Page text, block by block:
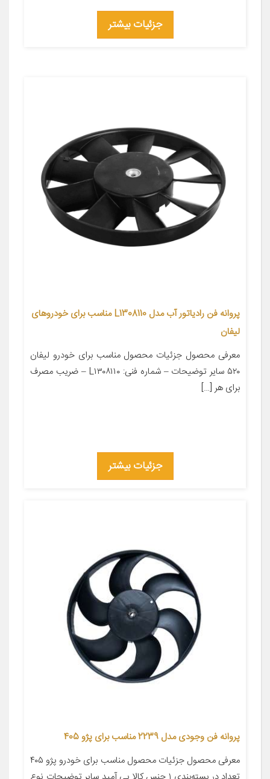
جزئیات بیشتر
پروانه فن رادیاتور آب مدل L1308110 مناسب برای خودروهای
لیفان
معرفی محصول جزئیات محصول مناسب برای خودرو لیفان
۵۲۰ سایر توضیحات – شماره فنی: L۱۳۰۸۱۱۰ – ضریب مصرف
برای هر […]
جزئیات بیشتر
پروانه فن وجودی مدل 2239 مناسب برای پژو 405
معرفی محصول جزئیات محصول مناسب برای خودرو پژو ۴۰۵